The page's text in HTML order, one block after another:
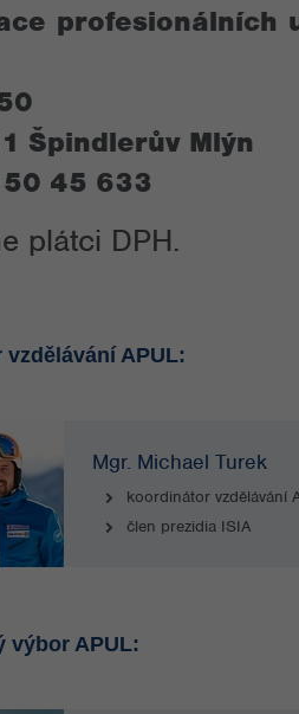
profesionálních
Špindlerův Mlýn
45 633
plátci DPH.
vzdělávání APUL:
Mgr. Michael Turek
koordinátor vzdělávání
člen prezidia ISIA
výbor APUL: